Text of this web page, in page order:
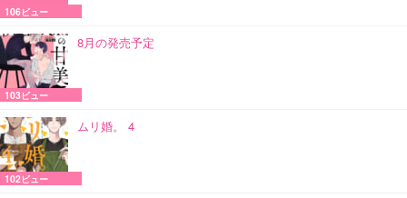
106ビュー
8月の発売予定
103ビュー
ムリ婚。 4
102ビュー